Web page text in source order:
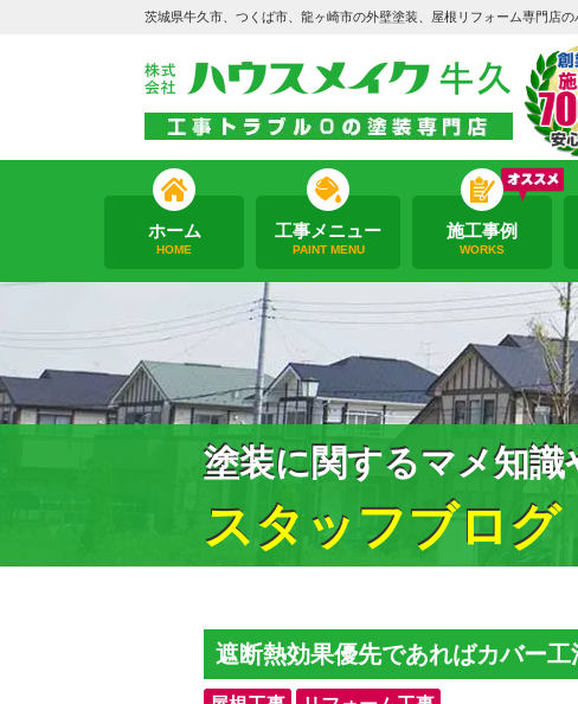
茨城県牛久市、つくば市、龍ヶ崎市の外壁塗装、屋根リフォーム専門店の
ホーム
HOME
工事メニュー
PAINT MENU
施工事例
WORKS
塗装に関するマメ知
スタッフブログ
遮断熱効果優先であればカバー